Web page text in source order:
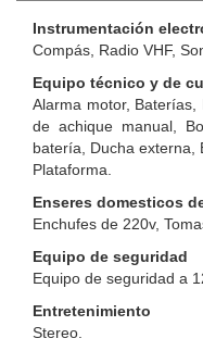
Instrumentación
Compás, Radio VHF,
Equipo técnico y de
Alarma motor,
de achique manual,
batería, Ducha externa,
Plataforma.
Enseres domesticos
Enchufes de 220v,
Equipo de seguridad
Equipo de seguridad a
Entretenimiento
Stereo.